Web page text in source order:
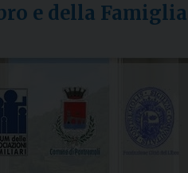
e della